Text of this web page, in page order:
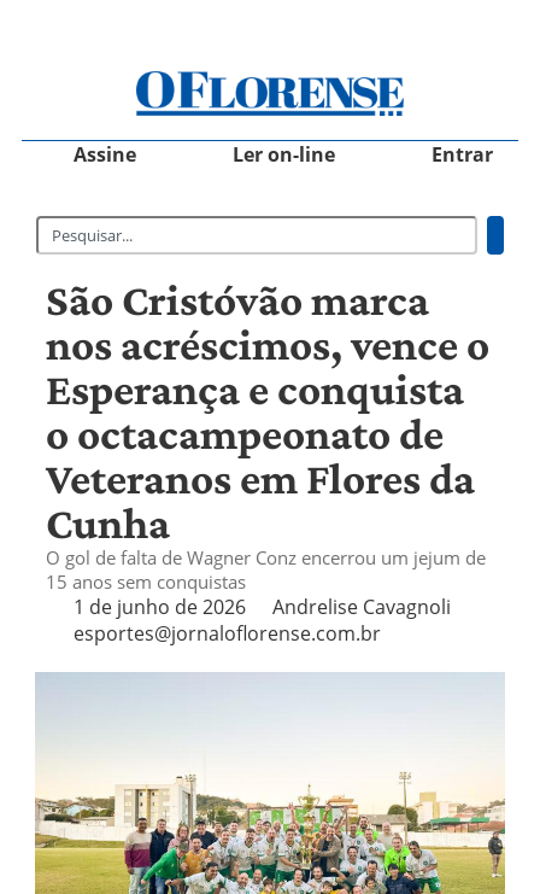
Assine Ler on-line Entrar
São Cristóvão marca
nos acréscimos, vence o
Esperança e conquista
o octacampeonato de
Veteranos em Flores da
Cunha
O gol de falta de Wagner Conz encerrou um jejum de
15 anos sem conquistas
1 de junho de 2026
Andrelise Cavagnoli
esportes@jornaloflorense.com.br